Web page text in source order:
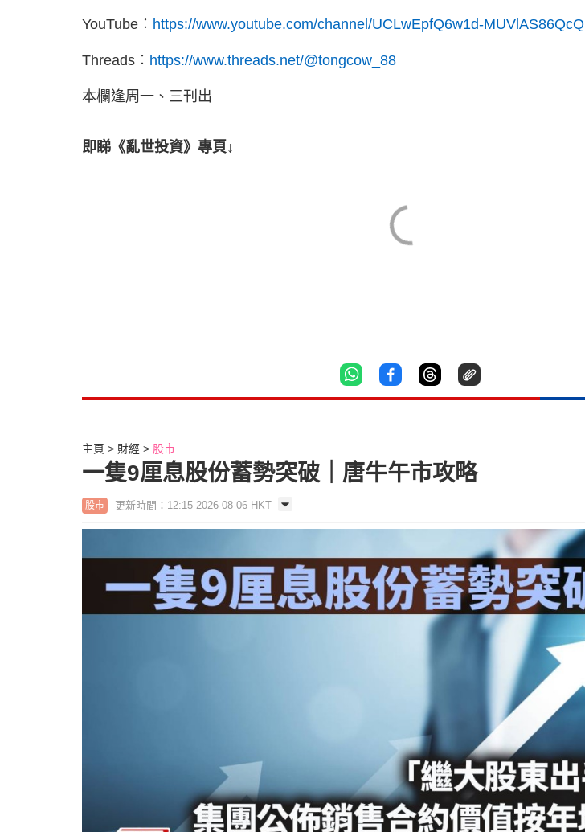
YouTube︰ https://www.youtube.com/channel/UCLwEpfQ6w1d-MUVlAS86QcQ
Threads︰ https://www.threads.net/@tongcow_88
本欄逢周一、三刊出
即睇《亂世投資》專頁↓
主頁 財經 股市
一隻9厘息股份蓄勢突破｜唐牛午市攻略
股市 更新時間：12:15 2026-08-06 HKT